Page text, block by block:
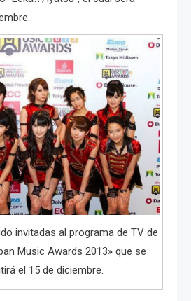
invitadas al programa de TV de
Music Awards 2013» que se
el 15 de diciembre.